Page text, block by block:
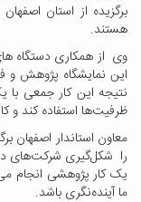
هستند.
وی از همکاری دستگاه
این نمایشگاه پژوهش و
نتیجه این کار جمعی
ظرفیت‌ها استفاده کند و
معاون استاندار اصفهان
را شکل‌گیری شرکت‌های
یک کار پژوهشی انجام
ما آینده‌نگری باشد.